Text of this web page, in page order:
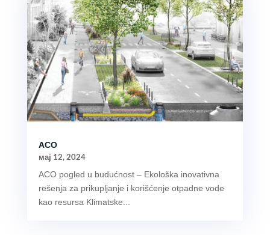
ACO
мај 12, 2024
ACO pogled u budućnost – Ekološka inovativna
rešenja za prikupljanje i korišćenje otpadne vode
kao resursa Klimatske...